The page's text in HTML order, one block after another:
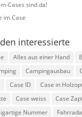
Cases sind da!
im Case
interessierte
Alles aus einer Hand
Campingausbau
Case ID
Case in
Case weiss
Case
Nummer